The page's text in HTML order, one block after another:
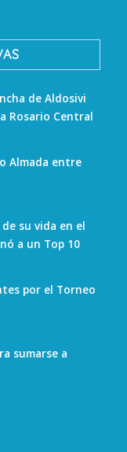
de Aldosivi
Rosario Central
Almada entre
su vida en el
a un Top 10
por el Torneo
sumarse a